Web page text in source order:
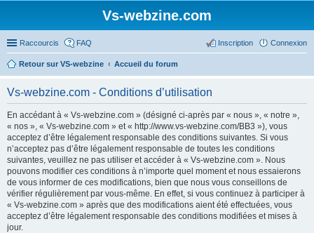
Vs-webzine.com
Raccourcis FAQ Connexion
Inscription
Retour sur VS-webzine Accueil du forum
Vs-webzine.com - Conditions d’utilisation
En accédant à « Vs-webzine.com » (désigné ci-après par « nous », « notre »,
« nos », « Vs-webzine.com » et « http://www.vs-webzine.com/BB3 »), vous
acceptez d’être légalement responsable des conditions suivantes. Si vous
n’acceptez pas d’être légalement responsable de toutes les conditions
suivantes, veuillez ne pas utiliser et accéder à « Vs-webzine.com ». Nous
pouvons modifier ces conditions à n’importe quel moment et nous essaierons
de vous informer de ces modifications, bien que nous vous conseillons de
vérifier régulièrement par vous-même. En effet, si vous continuez à participer à
« Vs-webzine.com » après que des modifications aient été effectuées, vous
acceptez d’être légalement responsable des conditions modifiées et mises à
jour.